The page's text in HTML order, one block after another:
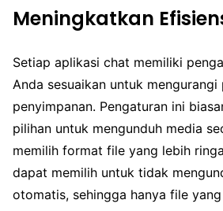
Meningkatkan
Setiap aplikasi chat memiliki
Anda sesuaikan untuk mengurangi
penyimpanan. Pengaturan ini
pilihan untuk mengunduh media
memilih format file yang lebih
dapat memilih untuk tidak
otomatis, sehingga hanya file